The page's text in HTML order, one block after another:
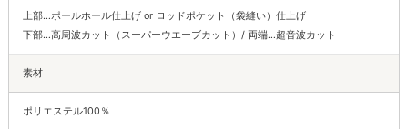
上部…ポールホール仕上げ or ロッドポケット（袋縫い）仕上げ
下部…高周波カット（スーパーウエーブカット）/ 両端…超音波カット
素材
ポリエステル100％